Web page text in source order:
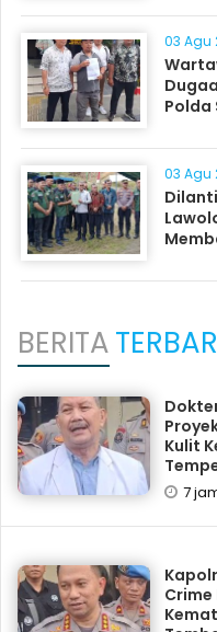
03 Agu
Polda
03 Agu
BERITA
Kulit
7